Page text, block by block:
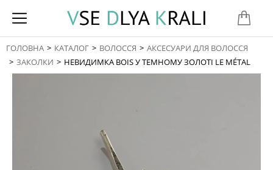
You are here:
ГОЛОВНА КАТАЛОГ ВОЛОССЯ
АКСЕСУАРИ ДЛЯ ВОЛОССЯ
ЗАКОЛКИ
НЕВИДИМКА BOIS У ТЕМНОМУ ЗОЛОТІ LE MÉTAL